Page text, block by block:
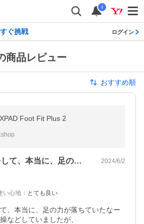
i
ぐ挑戦 ログイン
商品レビュー
おすすめ順
Foot Fit Plus 2
shop
昨年、脚の怪我をして、本当に、足の力が… 2024/6/2
い心地 ： とても良い
、本当に、足の力が落ちていたなー
などしていましたが、